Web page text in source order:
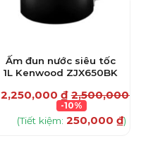
Ấm đun nước siêu tốc
1L Kenwood ZJX650BK
2,250,000 ₫ 2,500,000
-10%
(Tiết kiệm: 250,000 ₫)